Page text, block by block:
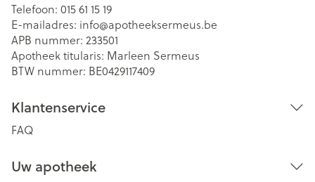
Telefoon: 015 61 15 19
E-mailadres: info@apotheeksermeus.be
APB nummer: 233501
Apotheek titularis: Marleen Sermeus
BTW nummer: BE0429117409
Klantenservice
FAQ
Uw apotheek